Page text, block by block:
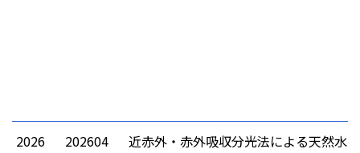
2026 202604
近赤外・赤外吸収分光法による天然水